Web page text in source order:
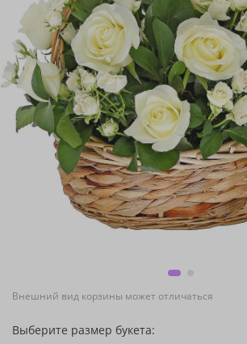
Внешний вид корзины может отличаться
Выберите размер букета: